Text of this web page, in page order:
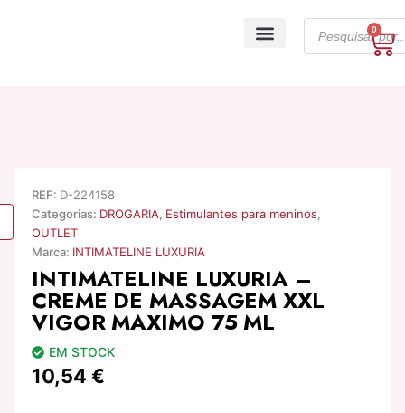
search
0
REF: D-224158
Categorias: DROGARIA, Estimulantes para meninos,
OUTLET
Marca: INTIMATELINE LUXURIA
INTIMATELINE LUXURIA –
CREME DE MASSAGEM XXL
VIGOR MAXIMO 75 ML
EM STOCK
10,54 €